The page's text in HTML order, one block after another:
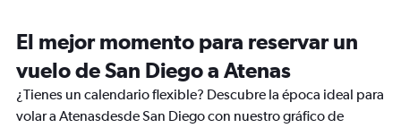
El mejor momento para reservar un
vuelo de San Diego a Atenas
¿Tienes un calendario flexible? Descubre la época ideal para
volar a Atenasdesde San Diego con nuestro gráfico de